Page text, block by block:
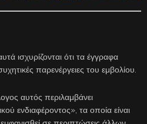
ισχυρίζονται ότι τα έγγραφα
παρενέργειες του εμβολίου.
αυτός περιλαμβάνει
ενδιαφέροντος», τα οποία είναι